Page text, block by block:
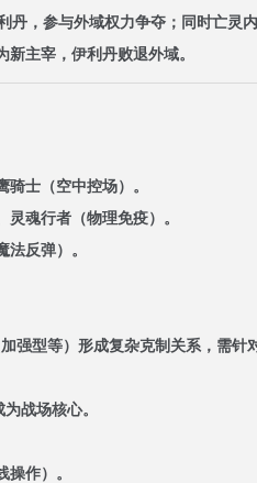
，参与外域权力争夺；同时亡灵
主宰，伊利丹败退外域。
士（空中控场）。
魂行者（物理免疫）。
反弹）。
强型等）形成复杂克制关系，需针
战场核心。
作）。